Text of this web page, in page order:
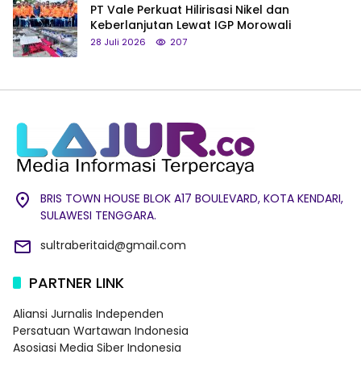
PT Vale Perkuat Hilirisasi Nikel dan
Keberlanjutan Lewat IGP Morowali
28 Juli 2026 207
BRIS TOWN HOUSE BLOK A17 BOULEVARD, KOTA KENDARI,
SULAWESI TENGGARA.
sultraberitaid@gmail.com
PARTNER LINK
Aliansi Jurnalis Independen
Persatuan Wartawan Indonesia
Asosiasi Media Siber Indonesia